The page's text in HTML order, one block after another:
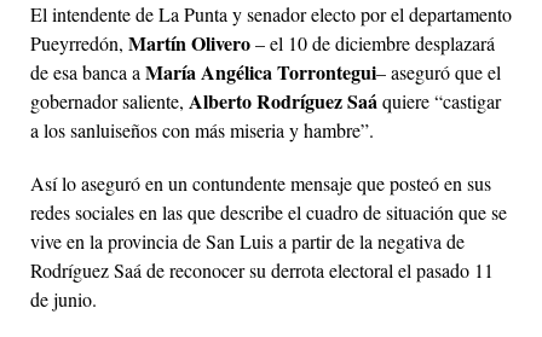
El intendente de La Punta y senador electo por el departamento
Pueyrredón, Martín Olivero– el 10 de diciembre desplazará
de esa banca a María Angélica Torrontegui– aseguró que el
gobernador saliente, Alberto Rodríguez Saáquiere “castigar
a los sanluiseños con más miseria y hambre”.
Así lo aseguró en un contundente mensaje que posteó en sus
redes sociales en las que describe el cuadro de situación que se
vive en la provincia de San Luis a partir de la negativa de
Rodríguez Saá de reconocer su derrota electoral el pasado 11
de junio.